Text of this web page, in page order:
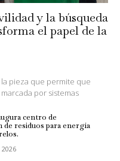
y la búsqueda
el papel de la
pieza que permite que
por sistemas
centro de
residuos para energía